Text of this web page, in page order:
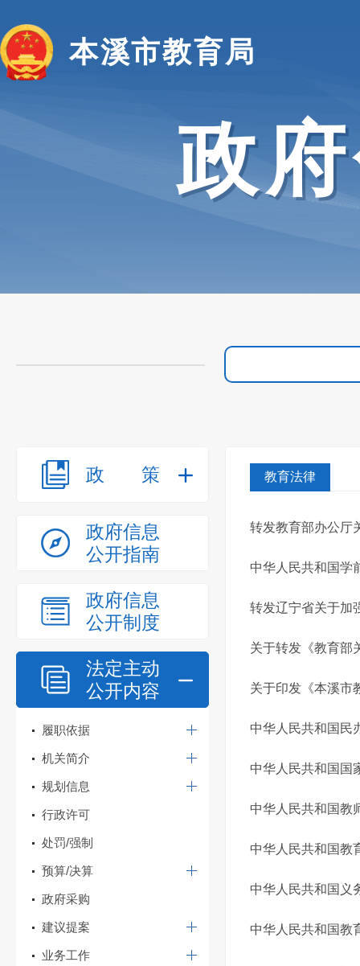
本溪市教育局
政
政策
政府信息
公开指南
政府信息
公开制度
法定主动
公开内容
履职依据
机关简介
规划信息
行政许可
处罚/强制
预算/决算
政府采购
建议提案
业务工作
教育法律
转发教育部办公厅
中华人民共和国学
转发辽宁省关于加
关于转发《教育部
关于印发《本溪市
中华人民共和国民
中华人民共和国国
中华人民共和国教
中华人民共和国教
中华人民共和国义
中华人民共和国教